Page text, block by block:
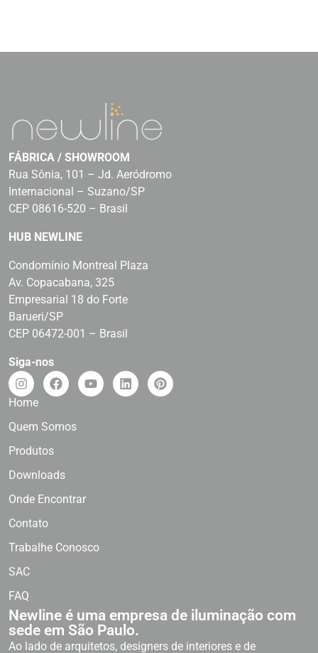
FÁBRICA / SHOWROOM
Rua Sônia, 101 – Jd. Aeródromo
Internacional – Suzano/SP
CEP 08616-520 – Brasil
HUB NEWLINE
Condomínio Montreal Plaza
Av. Copacabana, 325
Empresarial 18 do Forte
Barueri/SP
CEP 06472-001 – Brasil
Siga-nos
Home
Quem Somos
Produtos
Downloads
Onde Encontrar
Contato
Trabalhe Conosco
SAC
FAQ
Newline é uma empresa de iluminação com
sede em São Paulo.
Ao lado de arquitetos, designers de interiores e de